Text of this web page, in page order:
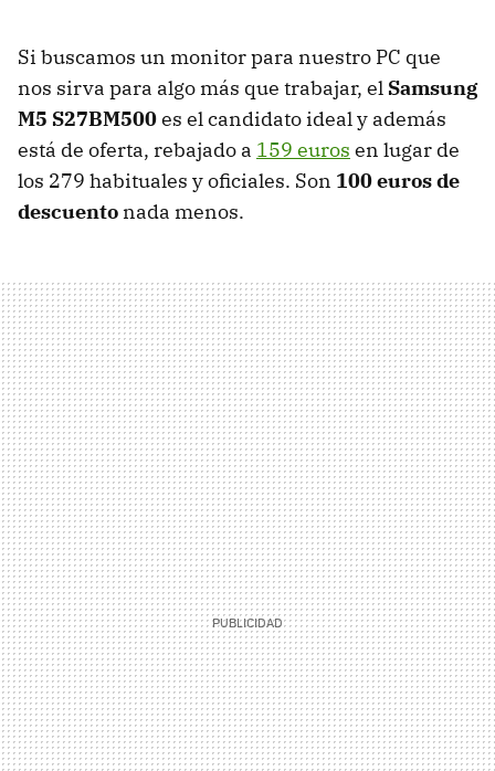
Si buscamos un monitor para nuestro PC que
nos sirva para algo más que trabajar, el Samsung
M5 S27BM500es el candidato ideal y además
está de oferta, rebajado a 159 euros en lugar de
los 279 habituales y oficiales. Son 100 euros de
descuento nada menos.